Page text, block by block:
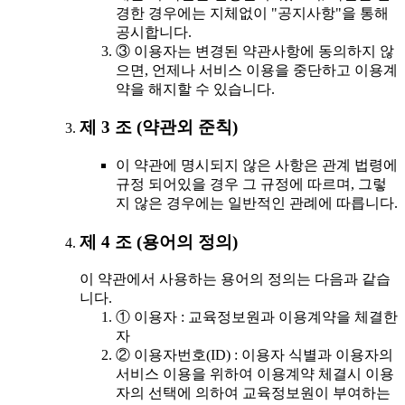
경한 경우에는 지체없이 "공지사항"을 통해
공시합니다.
③ 이용자는 변경된 약관사항에 동의하지 않
으면, 언제나 서비스 이용을 중단하고 이용계
약을 해지할 수 있습니다.
제 3 조 (약관외 준칙)
이 약관에 명시되지 않은 사항은 관계 법령에
규정 되어있을 경우 그 규정에 따르며, 그렇
지 않은 경우에는 일반적인 관례에 따릅니다.
제 4 조 (용어의 정의)
이 약관에서 사용하는 용어의 정의는 다음과 같습
니다.
① 이용자 : 교육정보원과 이용계약을 체결한
자
② 이용자번호(ID) : 이용자 식별과 이용자의
서비스 이용을 위하여 이용계약 체결시 이용
자의 선택에 의하여 교육정보원이 부여하는